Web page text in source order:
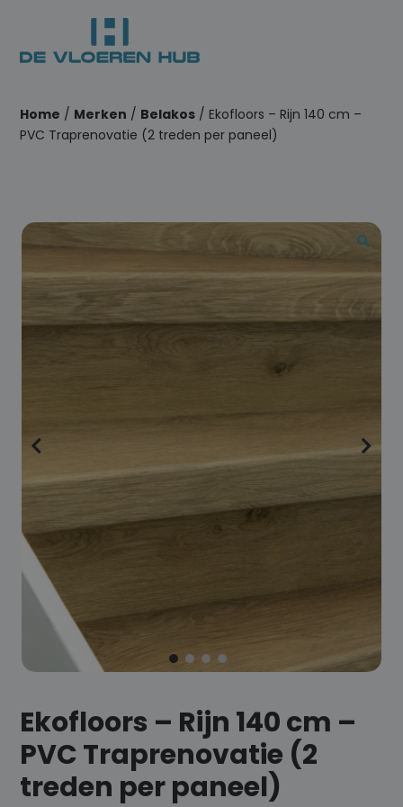
Home / Merken / Belakos / Ekofloors – Rijn 140 cm –
PVC Traprenovatie (2 treden per paneel)
Ekofloors – Rijn 140 cm –
PVC Traprenovatie (2
treden per paneel)